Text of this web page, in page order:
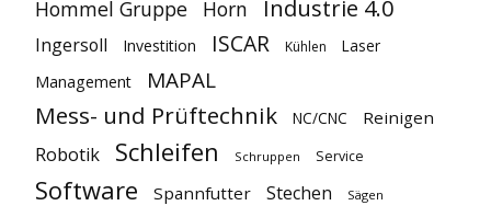
Hommel Gruppe Horn Industrie 4.0
Ingersoll Investition ISCAR Kühlen
Laser
Management
MAPAL
Mess- und Prüftechnik NC/CNC Reinigen
Robotik Schleifen Schruppen Service
Software Spannfutter Stechen Sägen